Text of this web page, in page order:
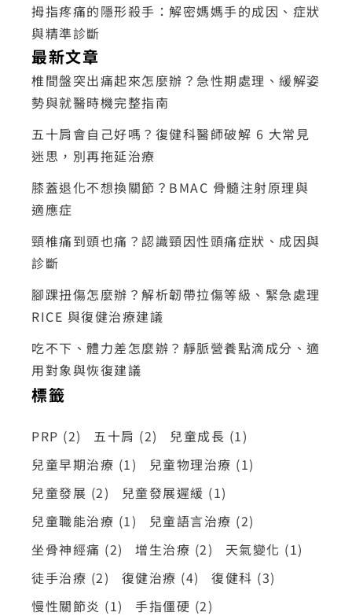
拇指疼痛的隱形殺手：解密媽媽手的成因、症狀
與精準診斷
最新文章
椎間盤突出痛起來怎麼辦？急性期處理、緩解姿
勢與就醫時機完整指南
五十肩會自己好嗎？復健科醫師破解 6 大常見
迷思，別再拖延治療
膝蓋退化不想換關節？BMAC 骨髓注射原理與
適應症
頸椎痛到頭也痛？認識頸因性頭痛症狀、成因與
診斷
腳踝扭傷怎麼辦？解析韌帶拉傷等級、緊急處理
RICE 與復健治療建議
吃不下、體力差怎麼辦？靜脈營養點滴成分、適
用對象與恢復建議
標籤
PRP (2) 五十肩 (2) 兒童成長 (1)
兒童早期治療 (1) 兒童物理治療 (1)
兒童發展 (2) 兒童發展遲緩 (1)
兒童職能治療 (1) 兒童語言治療 (2)
坐骨神經痛 (2) 增生治療 (2) 天氣變化 (1)
徒手治療 (2) 復健治療 (4) 復健科 (3)
慢性關節炎 (1) 手指僵硬 (2)